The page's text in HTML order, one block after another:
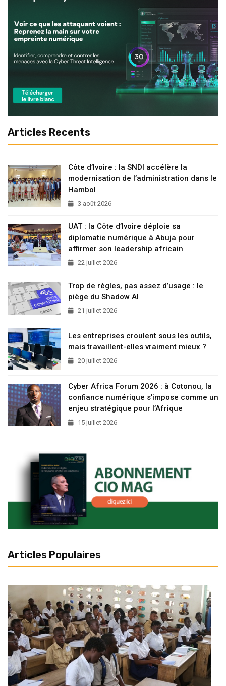
Articles Recents
Côte d’Ivoire : la SNDI accélère la
modernisation de l’administration dans le
Hambol
3 août 2026
UAT : la Côte d’Ivoire déploie sa
diplomatie numérique à Abuja pour
affirmer son leadership africain
22 juillet 2026
Trop de règles, pas assez d’usage : le
piège du Shadow AI
21 juillet 2026
Les entreprises croulent sous les outils,
mais travaillent-elles vraiment mieux ?
20 juillet 2026
Cyber Africa Forum 2026 : à Cotonou, la
confiance numérique s’impose comme un
enjeu stratégique pour l’Afrique
15 juillet 2026
Articles Populaires